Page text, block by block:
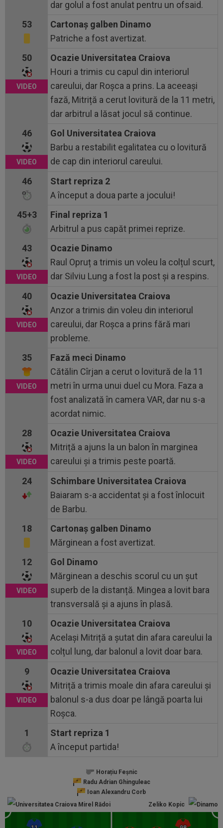
dar golul a fost anulat pentru un ofsaid.
53
Cartonaş galben Dinamo
Patriche a fost avertizat.
50
Ocazie Universitatea Craiova
Houri a trimis cu capul din interiorul
careului, dar Roșca a prins. La aceeași
fază, Mitriță a cerut lovitură de la 11 metri,
dar arbitrul a lăsat jocul să continue.
46
Gol Universitatea Craiova
Barbu a restabilit egalitatea cu o lovitură
de cap din interiorul careului.
46
Start repriza 2
A început a doua parte a jocului!
45+3
Final repriza 1
Arbitrul a pus capăt primei reprize.
43
Ocazie Dinamo
Raul Opruț a trimis un voleu la colțul scurt,
dar Silviu Lung a fost la post și a respins.
40
Ocazie Universitatea Craiova
Anzor a trimis din voleu din interiorul
careului, dar Roșca a prins fără mari
probleme.
35
Fază meci Dinamo
Cătălin Cîrjan a cerut o lovitură de la 11
metri în urma unui duel cu Mora. Faza a
fost analizată în camera VAR, dar nu s-a
acordat nimic.
28
Ocazie Universitatea Craiova
Mitriță a ajuns la un balon în marginea
careului și a trimis peste poartă.
24
Schimbare Universitatea Craiova
Baiaram s-a accidentat și a fost înlocuit
de Barbu.
18
Cartonaş galben Dinamo
Mărginean a fost avertizat.
12
Gol Dinamo
Mărginean a deschis scorul cu un șut
superb de la distanță. Mingea a lovit bara
transversală și a ajuns în plasă.
10
Ocazie Universitatea Craiova
Același Mitriță a șutat din afara careului la
colțul lung, dar balonul a lovit doar bara.
9
Ocazie Universitatea Craiova
Mitriță a trimis moale din afara careului și
balonul s-a dus doar pe lângă poarta lui
Roșca.
1
Start repriza 1
A început partida!
Horațiu Feșnic
Radu Adrian Ghinguleac
Ioan Alexandru Corb
Mirel Rădoi Zeliko Kopic